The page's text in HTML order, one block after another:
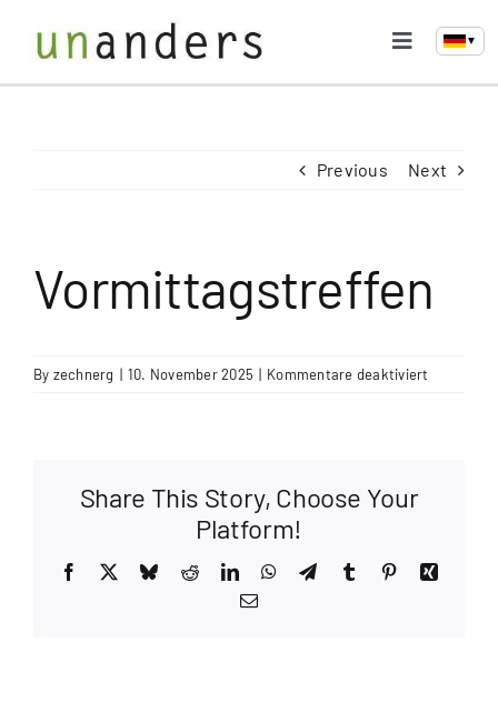
Toggle
Treffen & Aktivitäten
▼
Previous Next
Vormittagstreffen
By zechnerg | 10. November 2025 | Kommentare deaktiviert
Share This Story, Choose Your
Platform!
Facebook BlueskyRedditLinkedInWhatsApp
TelegramTumblr PinterestXing
Email